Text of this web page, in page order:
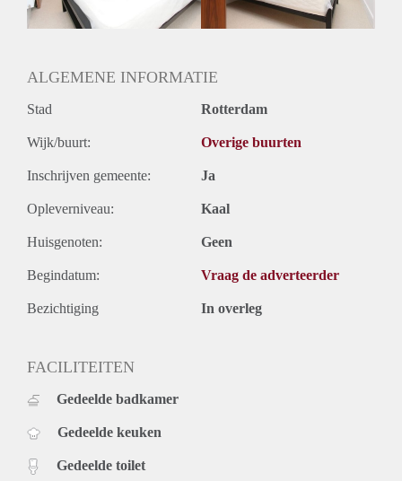
ALGEMENE INFORMATIE
Stad Rotterdam
Wijk/buurt: Overige buurten
Inschrijven gemeente: Ja
Opleverniveau: Kaal
Huisgenoten: Geen
Begindatum: Vraag de adverteerder
Bezichtiging In overleg
FACILITEITEN
Gedeelde badkamer
Gedeelde keuken
Gedeelde toilet